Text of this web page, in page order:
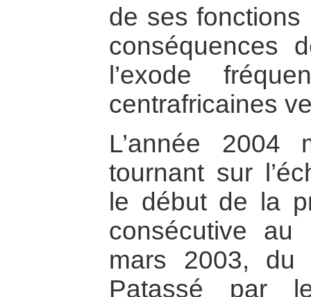
de ses fonctions
conséquences
l’exode
centrafricaines
L’année 2004
tournant sur
le début de la
consécutive au
mars 2003, du
Patassé par